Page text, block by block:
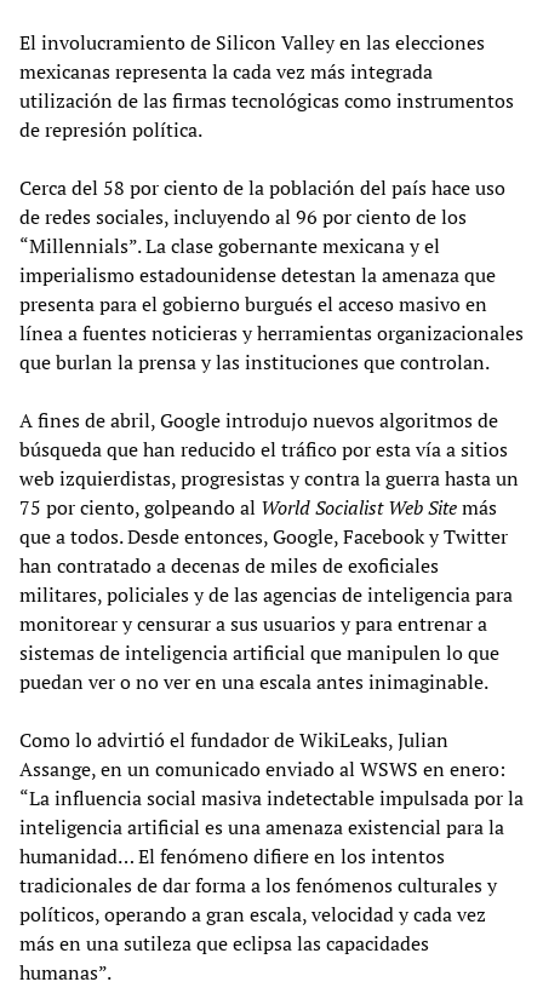
El involucramiento de Silicon Valley en las elecciones
mexicanas representa la cada vez más integrada
utilización de las firmas tecnológicas como instrumentos
de represión política.
Cerca del 58 por ciento de la población del país hace uso
de redes sociales, incluyendo al 96 por ciento de los
“Millennials”. La clase gobernante mexicana y el
imperialismo estadounidense detestan la amenaza que
presenta para el gobierno burgués el acceso masivo en
línea a fuentes noticieras y herramientas organizacionales
que burlan la prensa y las instituciones que controlan.
A fines de abril, Google introdujo nuevos algoritmos de
búsqueda que han reducido el tráfico por esta vía a sitios
web izquierdistas, progresistas y contra la guerra hasta un
75 por ciento, golpeando al World Socialist Web Sitemás
que a todos. Desde entonces, Google, Facebook y Twitter
han contratado a decenas de miles de exoficiales
militares, policiales y de las agencias de inteligencia para
monitorear y censurar a sus usuarios y para entrenar a
sistemas de inteligencia artificial que manipulen lo que
puedan ver o no ver en una escala antes inimaginable.
Como lo advirtió el fundador de WikiLeaks, Julian
Assange, en un comunicado enviado al WSWS en enero:
“La influencia social masiva indetectable impulsada por la
inteligencia artificial es una amenaza existencial para la
humanidad… El fenómeno difiere en los intentos
tradicionales de dar forma a los fenómenos culturales y
políticos, operando a gran escala, velocidad y cada vez
más en una sutileza que eclipsa las capacidades
humanas”.